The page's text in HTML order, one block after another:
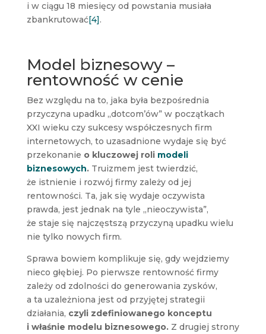
i w ciągu 18 miesięcy od powstania musiała
zbankrutować[4].
Model biznesowy –
rentowność w cenie
Bez względu na to, jaka była bezpośrednia
przyczyna upadku „dotcom’ów” w początkach
XXI wieku czy sukcesy współczesnych firm
internetowych, to uzasadnione wydaje się być
przekonanie o kluczowej roli modeli
biznesowych.Truizmem jest twierdzić,
że istnienie i rozwój firmy zależy od jej
rentowności. Ta, jak się wydaje oczywista
prawda, jest jednak na tyle „nieoczywista”,
że staje się najczęstszą przyczyną upadku wielu
nie tylko nowych firm.
Sprawa bowiem komplikuje się, gdy wejdziemy
nieco głębiej. Po pierwsze rentowność firmy
zależy od zdolności do generowania zysków,
a ta uzależniona jest od przyjętej strategii
działania, czyli zdefiniowanego konceptu
i właśnie modelu biznesowego.Z drugiej strony